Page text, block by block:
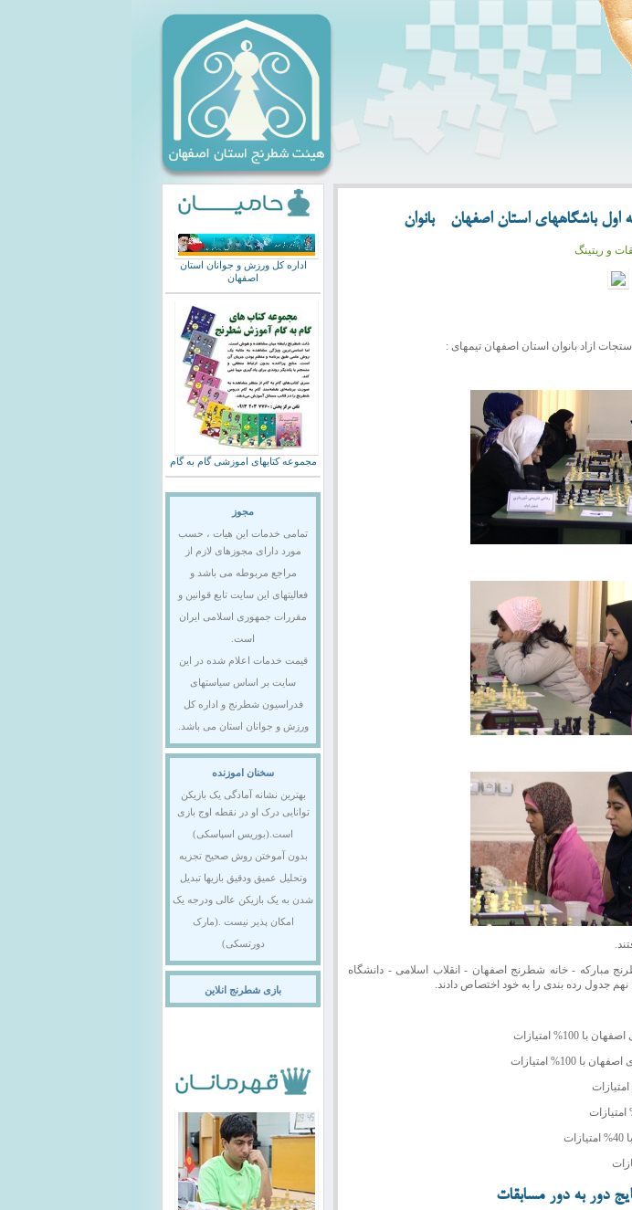
باشگاههای استان اصفهان - بانوان
و ریتینگ
ازاد بانوان استان اصفهان تیمهای :
مبارکه - خانه شطرنج اصفهان - انقلاب اسلامی - دانشگاه
جدول رده بندی را به خود اختصاص دادند.
دور به دور مسابقات
اداره کل ورزش و جوانان استان
اصفهان
مجموعه کتابهای اموزشی گام به گام
مجوز
تمامی خدمات این هیات ، حسب
مورد دارای مجوزهای لازم از
مراجع مربوطه می باشد و
فعالیتهای این سایت تابع قوانین و
مقررات جمهوری اسلامی ایران
است.
قیمت خدمات اعلام شده در این
سایت بر اساس سیاستهای
فدراسیون شطرنج و اداره کل
ورزش و جوانان استان می باشد.
سخنان اموزنده
بهترین نشانه آمادگی یک بازیکن
توانایی درک او در نقطه اوج بازی
است.(بوریس اسپاسکی)
بدون آموختن روش صحیح تجزیه
وتحلیل عمیق ودقیق بازیها تبدیل
شدن به یک بازیکن عالی ودرجه یک
امکان پذیر نیست .(مارک
دورتسکی)
بازی شطرنج انلاین